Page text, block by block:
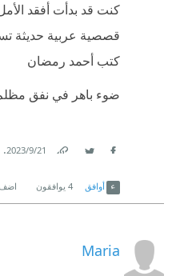
كنت قد بدأت أفقد
قصصية عربية حديثة
كتب أحمد رمضان
ضوء باهر في نفق
21‏/9‏/2023
.
أوافق 4 يوافقون اضف
Maria